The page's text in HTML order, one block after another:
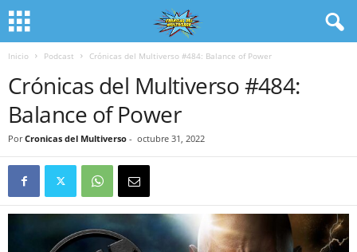
Inicio Podcast Crónicas del Multiverso #484: Balance of Power
Crónicas del Multiverso #484:
Balance of Power
Por Cronicas del Multiverso - octubre 31, 2022